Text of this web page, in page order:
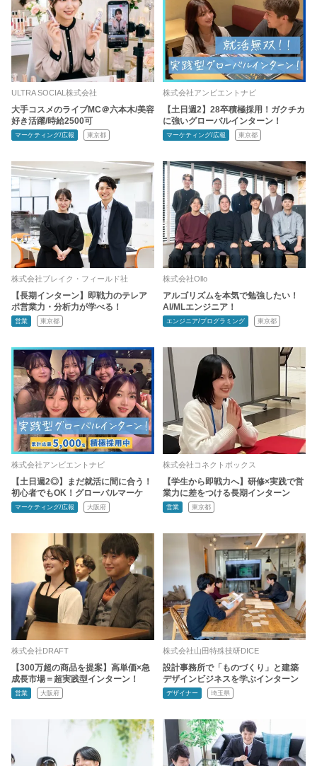
ULTRA SOCIAL株式会社
大手コスメのライブMC＠六本木/美容
好き活躍/時給2500可
マーケティング/広報 東京都
株式会社アンビエントナビ
【土日週2】28卒積極採用！ガクチカ
に強いグローバルインターン！
マーケティング/広報 東京都
株式会社ブレイク・フィールド社
【長期インターン】即戦力のテレア
ポ営業力・分析力が学べる！
営業 東京都
株式会社Ollo
アルゴリズムを本気で勉強したい！
AI/MLエンジニア！
エンジニア/プログラミング 東京都
株式会社アンビエントナビ
【土日週2◎】まだ就活に間に合う！
初心者でもOK！グローバルマーケ
マーケティング/広報 大阪府
株式会社コネクトボックス
【学生から即戦力へ】研修×実践で営
業力に差をつける長期インターン
営業 東京都
株式会社DRAFT
【300万超の商品を提案】高単価×急
成長市場＝超実践型インターン！
営業 大阪府
株式会社山田特殊技研DICE
設計事務所で「ものづくり」と建築
デザインビジネスを学ぶインターン
デザイナー 埼玉県